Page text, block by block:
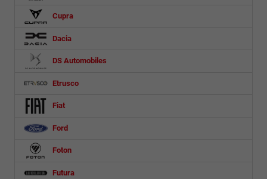
Cupra
Dacia
DS Automobiles
Etrusco
Fiat
Ford
Foton
Futura